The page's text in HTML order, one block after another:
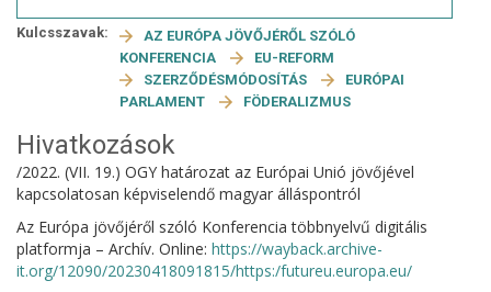
Kulcsszavak:
AZ EURÓPA JÖVŐJÉRŐL SZÓLÓ
KONFERENCIA
EU-REFORM
SZERZŐDÉSMÓDOSÍTÁS
EURÓPAI
PARLAMENT
FÖDERALIZMUS
Hivatkozások
/2022. (VII. 19.) OGY határozat az Európai Unió jövőjével
kapcsolatosan képviselendő magyar álláspontról
Az Európa jövőjéről szóló Konferencia többnyelvű digitális
platformja – Archív. Online: https://wayback.archive-
it.org/12090/20230418091815/https:/futureu.europa.eu/